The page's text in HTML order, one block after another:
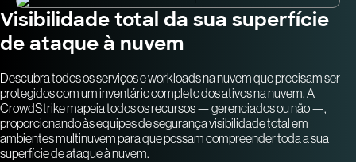
Visibilidade total da sua superfície
de ataque à nuvem
Descubra todos os serviços e workloads na nuvem que precisam ser
protegidos com um inventário completo dos ativos na nuvem. A
CrowdStrike mapeia todos os recursos — gerenciados ou não —,
proporcionando às equipes de segurança visibilidade total em
ambientes multinuvem para que possam compreender toda a sua
superfície de ataque à nuvem.